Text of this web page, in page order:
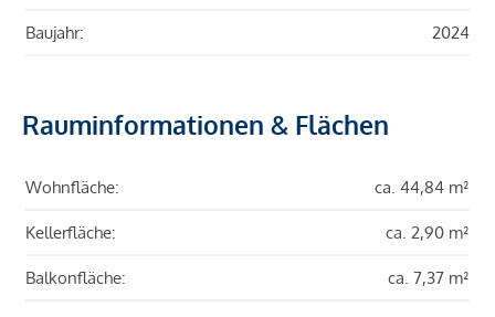
Baujahr: 2024
Rauminformationen & Flächen
Wohnfläche: ca. 44,84 m²
Kellerfläche: ca. 2,90 m²
Balkonfläche: ca. 7,37 m²